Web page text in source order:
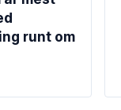
runt om